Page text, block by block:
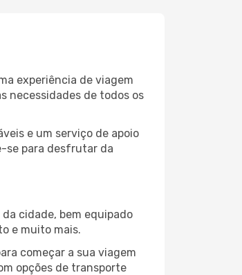
experiência de viagem
necessidades de todos os
e um serviço de apoio
se para desfrutar da
cidade, bem equipado
e muito mais.
começar a sua viagem
opções de transporte